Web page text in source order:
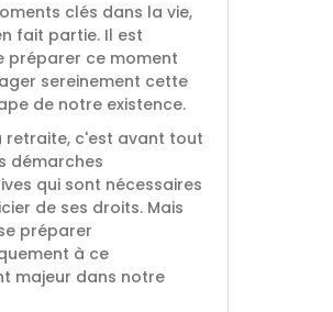
clés dans la vie,
fait partie. Il est
préparer ce moment
sereinement cette
de notre existence.
retraite, c'est avant tout
démarches
qui sont nécessaires
de ses droits. Mais
préparer
à ce
majeur dans notre